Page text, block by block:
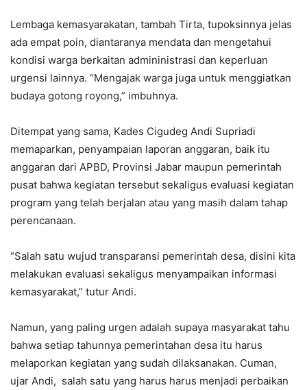
Lembaga kemasyarakatan, tambah Tirta, tupoksinnya jelas
ada empat poin, diantaranya mendata dan mengetahui
kondisi warga berkaitan admininistrasi dan keperluan
urgensi lainnya. “Mengajak warga juga untuk menggiatkan
budaya gotong royong,” imbuhnya.
Ditempat yang sama, Kades Cigudeg Andi Supriadi
memaparkan, penyampaian laporan anggaran, baik itu
anggaran dari APBD, Provinsi Jabar maupun pemerintah
pusat bahwa kegiatan tersebut sekaligus evaluasi kegiatan
program yang telah berjalan atau yang masih dalam tahap
perencanaan.
“Salah satu wujud transparansi pemerintah desa, disini kita
melakukan evaluasi sekaligus menyampaikan informasi
kemasyarakat,” tutur Andi.
Namun, yang paling urgen adalah supaya masyarakat tahu
bahwa setiap tahunnya pemerintahan desa itu harus
melaporkan kegiatan yang sudah dilaksanakan. Cuman,
ujar Andi, salah satu yang harus harus menjadi perbaikan